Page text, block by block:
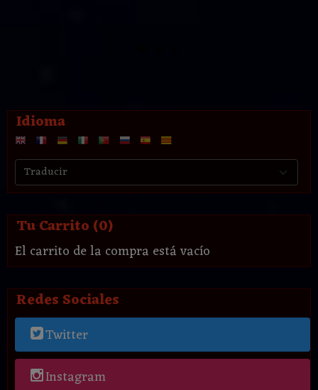
Idioma
Tu Carrito (0)
El carrito de la compra está vacío
Redes Sociales
Twitter
Instagram